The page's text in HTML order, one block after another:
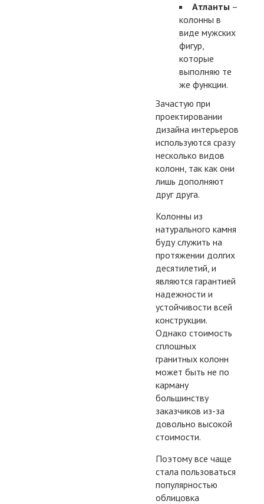
Атланты –
колонны в
виде мужских
фигур,
которые
выполняю те
же функции.
Зачастую при
проектировании
дизайна интерьеров
используются сразу
несколько видов
колонн, так как они
лишь дополняют
друг друга.
Колонны из
натурального камня
буду служить на
протяжении долгих
десятилетий, и
являются гарантией
надежности и
устойчивости всей
конструкции.
Однако стоимость
сплошных
гранитных колонн
может быть не по
карману
большинству
заказчиков из-за
довольно высокой
стоимости.
Поэтому все чаще
стала пользоваться
популярностью
облицовка